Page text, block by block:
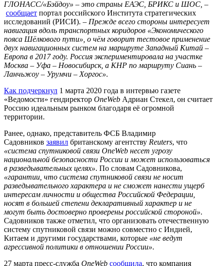
ГЛОНАСС/«Бэйдоу» – это страны ЕАЭС, БРИКС и ШОС, –
сообщает портал российского Института стратегических
исследований (РИСИ). – Прежде всего стороны интересует
навигация вдоль транспортных коридоров «Экономического
пояса Шёлкового пути», о чём говорит тестовое применение
двух навигационных систем на маршруте Западный Китай –
Европа в 2017 году. Россия экспериментировала на участке
Москва – Уфа – Новосибирск, а КНР по маршруту Сиань –
Ланчьжоу – Урумчи – Хоргос».
Как подчеркнул 1 марта 2020 года в интервью газете
«Ведомости» гендиректор OneWeb Адриан Стекел, он считает
Россию идеальным рынком благодаря её огромной
территории.
Ранее, однако, представитель ФСБ Владимир
Садовников заявил британскому агентству Reuters, что
«система спутниковой связи OneWeb несет угрозу
национальной безопасности России и может использоваться
в разведывательных целях». По словам Садовникова,
«гарантии, что система спутниковой связи не носит
разведывательного характера и не сможет нанести ущерб
интересам личности и общества Российской Федерации,
носят в большей степени декларативный характер и не
могут быть достоверно проверены российской стороной».
Садовников также отметил, что организовать отечественную
систему спутниковой связи можно совместно с Индией,
Китаем и другими государствами, которые «не ведут
агрессивной политики в отношении России».
27 марта пресс-служба OneWeb сообщила, что компания